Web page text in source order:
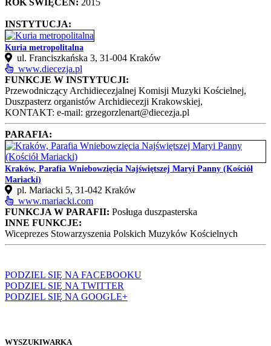
INSTYTUCJA:
Kuria metropolitalna
ul. Franciszkańska 3, 31-004 Kraków
www.diecezja.pl
FUNKCJE W INSTYTUCJI:
Przewodniczący Archidiecezjalnej Komisji Muzyki Kościelnej,
Duszpasterz organistów Archidiecezji Krakowskiej,
KONTAKT: e-mail: grzegorzlenart@diecezja.pl
PARAFIA:
Kraków, Parafia Wniebowzięcia Najświętszej Maryi Panny (Kościół
Mariacki)
pl. Mariacki 5, 31-042 Kraków
www.mariacki.com
FUNKCJA W PARAFII: Posługa duszpasterska
INNE FUNKCJE:
Wiceprezes Stowarzyszenia Polskich Muzyków Kościelnych
PODZIEL SIĘ NA FACEBOOKU
PODZIEL SIĘ NA TWITTER
PODZIEL SIĘ NA GOOGLE+
WYSZUKIWARKA